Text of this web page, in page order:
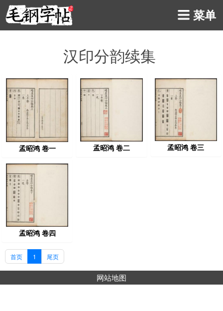
菜单
汉印分韵续集
孟昭鸿 卷一
孟昭鸿 卷四
孟昭鸿 卷二 孟昭鸿 卷三
首页 1 尾页
网站地图